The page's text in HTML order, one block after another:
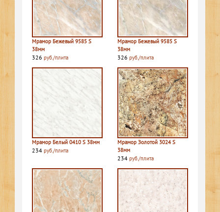
Мрамор Бежевый 9585 S
38мм
326 руб./плита
Мрамор Бежевый 9585 S
38мм
326 руб./плита
Мрамор Белый 0410 S 38мм
234 руб./плита
Мрамор Золотой 3024 S
38мм
234 руб./плита